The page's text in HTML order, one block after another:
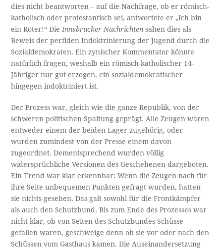
dies nicht beantworten – auf die Nachfrage, ob er römisch-
katholisch oder protestantisch sei, antwortete er „Ich bin
ein Roter!“ Die Innsbrucker Nachrichtensahen dies als
Beweis der perfiden Indoktrinierung der Jugend durch die
Sozialdemokraten. Ein zynischer Kommentator könnte
natürlich fragen, weshalb ein römisch-katholischer 14-
Jähriger nur gut erzogen, ein sozialdemokratischer
hingegen indoktriniert ist.
Der Prozess war, gleich wie die ganze Republik, von der
schweren politischen Spaltung geprägt. Alle Zeugen waren
entweder einem der beiden Lager zugehörig, oder
wurden zumindest von der Presse einem davon
zugeordnet. Dementsprechend wurden völlig
widersprüchliche Versionen des Geschehenen dargeboten.
Ein Trend war klar erkennbar: Wenn die Zeugen nach für
ihre Seite unbequemen Punkten gefragt wurden, hatten
sie nichts gesehen. Das galt sowohl für die Frontkämpfer
als auch den Schutzbund. Bis zum Ende des Prozesses war
nicht klar, ob von Seiten des Schutzbundes Schüsse
gefallen waren, geschweige denn ob sie vor oder nach den
Schüssen vom Gasthaus kamen. Die Auseinandersetzung